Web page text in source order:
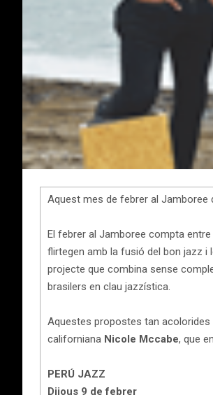
Aquest mes de febrer al Jamboree
El febrer al Jamboree compta
flirtegen amb la fusió del bon jazz i
projecte que combina sense
brasilers en clau jazzística.
Aquestes propostes tan
californiana Nicole Mccabe, que
PERÚ JAZZ
Dijous 9 de febrer